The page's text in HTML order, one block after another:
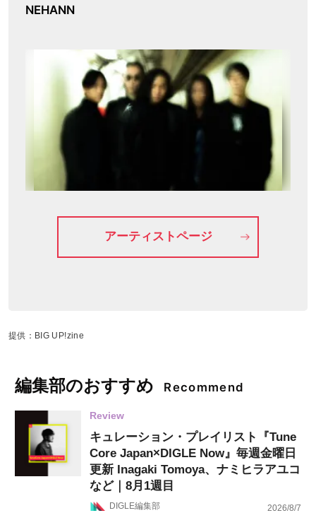
NEHANN
アーティストページ
提供：BIG UP!zine
編集部のおすすめ Recommend
Review
キュレーション・プレイリスト『Tune
Core Japan×DIGLE Now』毎週金曜日
更新 Inagaki Tomoya、ナミヒラアユコ
など｜8月1週目
DIGLE編集部 2026/8/7